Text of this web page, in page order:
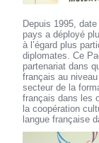
Depuis 1995,
pays a déployé
à l’égard plus
diplomates. Ce
partenariat dans
français au
secteur de la
français dans les
la coopération
langue française